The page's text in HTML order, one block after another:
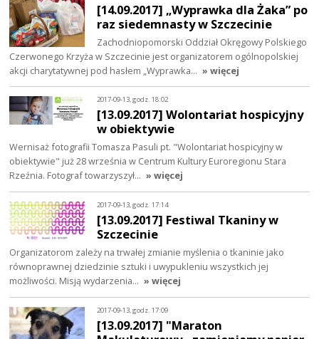
[14.09.2017] „Wyprawka dla Żaka” po
raz siedemnasty w Szczecinie
Zachodniopomorski Oddział Okręgowy Polskiego
Czerwonego Krzyża w Szczecinie jest organizatorem ogólnopolskiej
akcji charytatywnej pod hasłem „Wyprawka… » więcej
2017-09-13, godz. 18:02
[13.09.2017] Wolontariat hospicyjny
w obiektywie
Wernisaż fotografii Tomasza Pasuli pt. "Wolontariat hospicyjny w
obiektywie" już 28 września w Centrum Kultury Euroregionu Stara
Rzeźnia. Fotograf towarzyszył… » więcej
2017-09-13, godz. 17:14
[13.09.2017] Festiwal Tkaniny w
Szczecinie
Organizatorom zależy na trwałej zmianie myślenia o tkaninie jako
równoprawnej dziedzinie sztuki i uwypukleniu wszystkich jej
możliwości. Misją wydarzenia… » więcej
2017-09-13, godz. 17:09
[13.09.2017] "Maraton